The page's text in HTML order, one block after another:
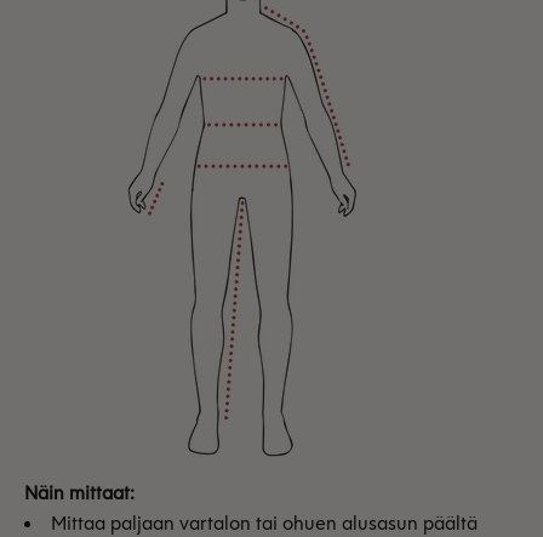
Näin mittaat:
Mittaa paljaan vartalon tai ohuen alusasun päältä